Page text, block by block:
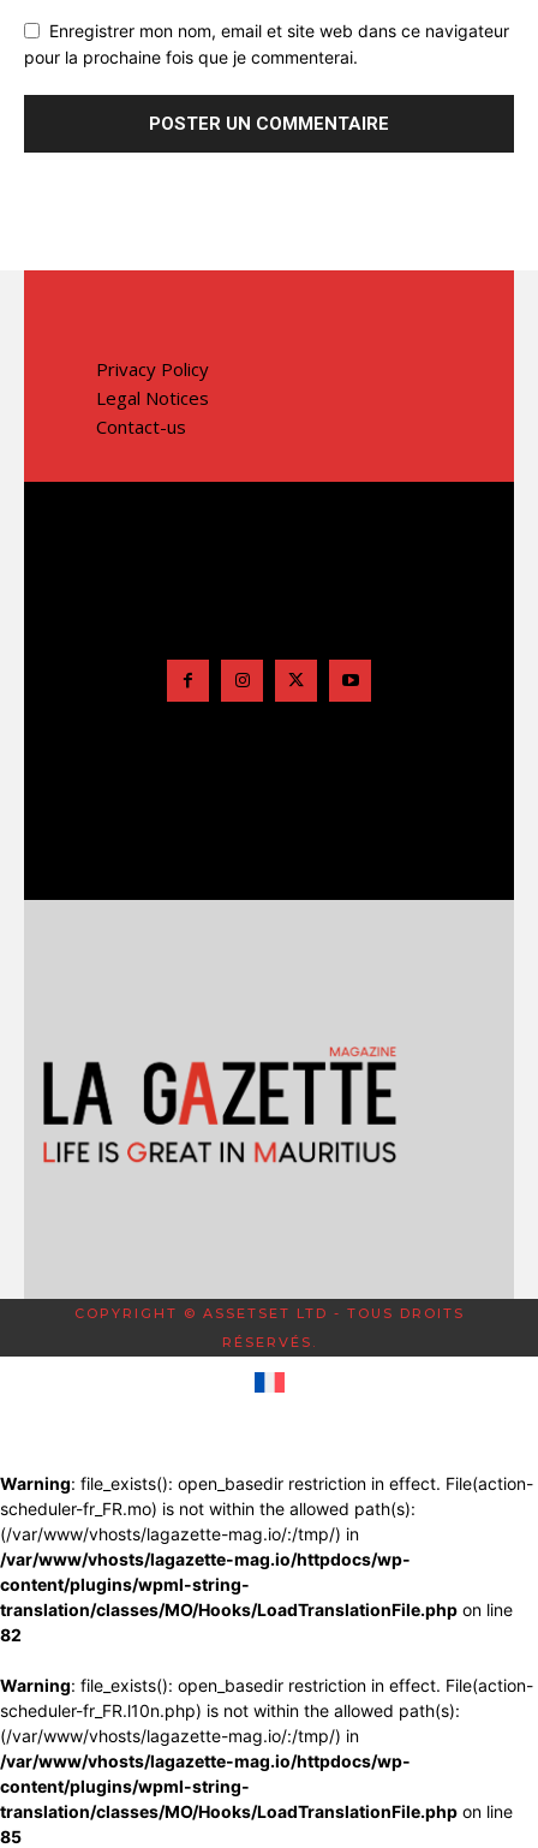
Enregistrer mon nom, email et site web dans ce navigateur
pour la prochaine fois que je commenterai.
Privacy Policy
Legal Notices
Contact-us
COPYRIGHT © ASSETSET LTD - TOUS DROITS
RÉSERVÉS.
Warning: file_exists(): open_basedir restriction in effect. File(action-
scheduler-fr_FR.mo) is not within the allowed path(s):
(/var/www/vhosts/lagazette-mag.io/:/tmp/) in
/var/www/vhosts/lagazette-mag.io/httpdocs/wp-
content/plugins/wpml-string-
translation/classes/MO/Hooks/LoadTranslationFile.php on line
82
Warning: file_exists(): open_basedir restriction in effect. File(action-
scheduler-fr_FR.l10n.php) is not within the allowed path(s):
(/var/www/vhosts/lagazette-mag.io/:/tmp/) in
/var/www/vhosts/lagazette-mag.io/httpdocs/wp-
content/plugins/wpml-string-
translation/classes/MO/Hooks/LoadTranslationFile.php on line
85